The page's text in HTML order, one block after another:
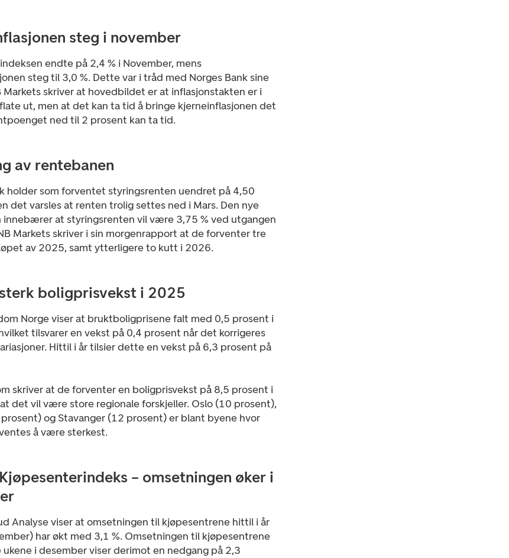
steg i november
endte på 2,4 % i November, mens
steg til 3,0 %. Dette var i tråd med Norges Bank sine
Markets skriver at hovedbildet er at inflasjonstakten er i
ut, men at det kan ta tid å bringe kjerneinflasjonen det
ned til 2 prosent kan ta tid.
av rentebanen
holder som forventet styringsrenten uendret på 4,50
det varsles at renten trolig settes ned i Mars. Den nye
innebærer at styringsrenten vil være 3,75 % ved utgangen
Markets skriver i sin morgenrapport at de forventer tre
av 2025, samt ytterligere to kutt i 2026.
boligprisvekst i 2025
Norge viser at bruktboligprisene falt med 0,5 prosent i
tilsvarer en vekst på 0,4 prosent når det korrigeres
Hittil i år tilsier dette en vekst på 6,3 prosent på
skriver at de forventer en boligprisvekst på 8,5 prosent i
det vil være store regionale forskjeller. Oslo (10 prosent),
og Stavanger (12 prosent) er blant byene hvor
å være sterkest.
– omsetningen øker i
Analyse viser at omsetningen til kjøpesentrene hittil i år
har økt med 3,1 %. Omsetningen til kjøpesentrene
i desember viser derimot en nedgang på 2,3